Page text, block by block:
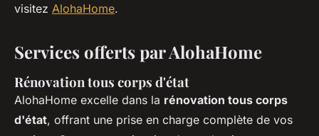
visitez AlohaHome.
Services offerts par AlohaHome
Rénovation tous corps d'état
AlohaHome excelle dans la rénovation tous corps
d'état, offrant une prise en charge complète de vos